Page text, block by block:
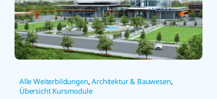
Alle Weiterbildungen,Architektur & Bauwesen,
Übersicht Kursmodule